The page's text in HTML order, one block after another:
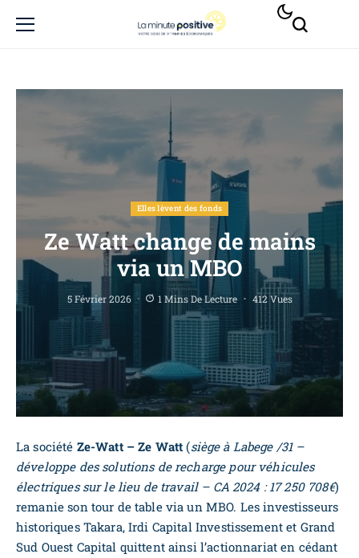
Elles lèvent des fonds
Ze Watt change de mains
via un MBO
5 Février 2026 1 Mins De Lecture 412 Vues
La société Ze-Watt –Ze Watt (siège à Labege /31 –
développe des solutions de recharge pour véhicules
électriques sur le lieu de travail – CA 2024 : 17 250 708€)
remanie son tour de table via un MBO. Les investisseurs
historiques Takara, Irdi Capital Investissement et Grand
Sud Ouest Capital quittent ainsi l’actionnariat en cédant